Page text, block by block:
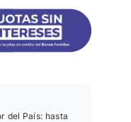
del País: hasta